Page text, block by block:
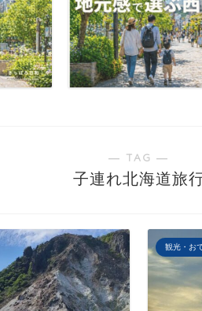
― TAG ―
子連れ北海道旅
観光・お